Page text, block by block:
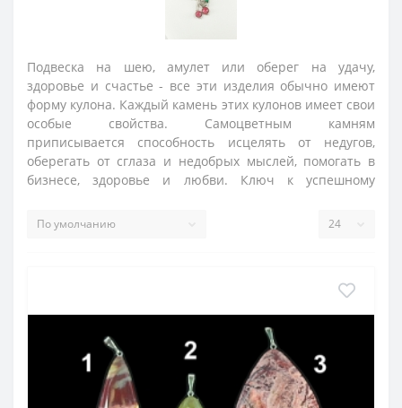
Подвеска на шею, амулет или оберег на удачу,
здоровье и счастье - все эти изделия обычно имеют
форму кулона. Каждый камень этих кулонов имеет свои
особые свойства. Самоцветным камням
приписывается способность исцелять от недугов,
оберегать от сглаза и недобрых мыслей, помогать в
бизнесе, здоровье и любви. Ключ к успешному
для тех или иных целей.